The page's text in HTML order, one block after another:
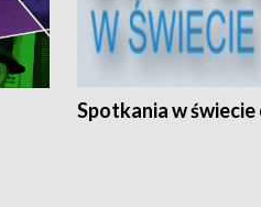
Spotkania w świecie